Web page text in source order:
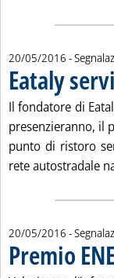
20/05/2016 -
Eataly
Il fondatore di
presenzieranno, il
punto di ristoro
rete autostradale
20/05/2016 -
Premio